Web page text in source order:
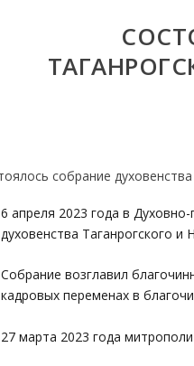
6 апреля 2023 года в
духовенства Таганрогского и
Собрание возглавил
кадровых переменах в
27 марта 2023 года